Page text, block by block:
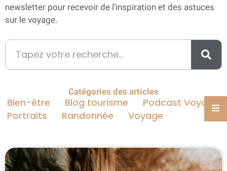
newsletter pour recevoir de l’inspiration et des astuces
sur le voyage.
Catégories des articles
Bien-être Blog tourisme
Podcast Voyage
Portraits
Randonnée Voyage